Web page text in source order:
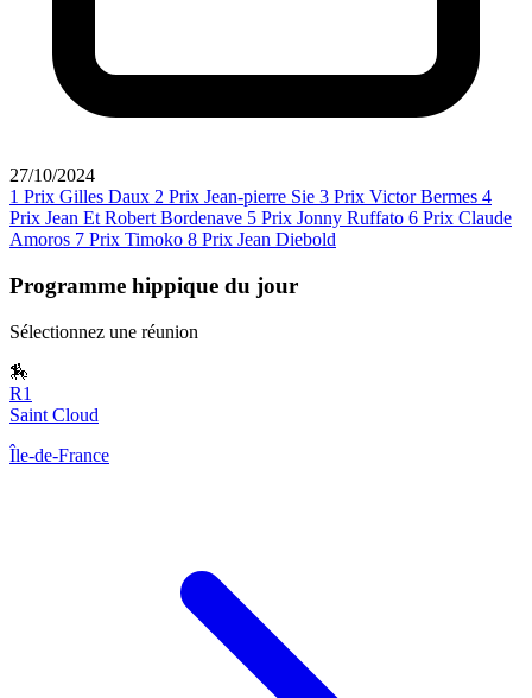
27/10/2024
1 Prix Gilles Daux 2 Prix Jean-pierre Sie 3 Prix Victor Bermes 4
Prix Jean Et Robert Bordenave 5 Prix Jonny Ruffato 6 Prix Claude
Amoros 7 Prix Timoko 8 Prix Jean Diebold
Programme hippique du jour
Sélectionnez une réunion
🏇
R1
Saint Cloud
Île-de-France